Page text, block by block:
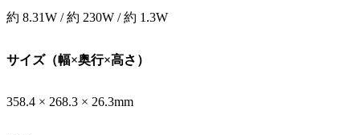
約 8.31W / 約 230W / 約 1.3W
サイズ（幅×奥行×高さ）
358.4 × 268.3 × 26.3mm